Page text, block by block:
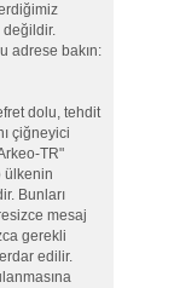
adrese bakın:
dolu, tehdit
çiğneyici
TR"
ülkenin
Bunları
mesaj
gerekli
edilir.